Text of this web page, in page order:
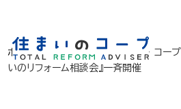
ホーム > イベント・キャンペーン>コー
いのリフォーム相談会』一斉開催